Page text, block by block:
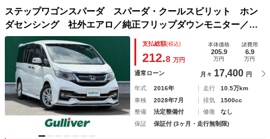
ステップワゴンスパーダ スパーダ・クールスピリット ホン
ダセンシング 社外エアロ／純正フリップダウンモニター／純
正ナビ／バックカメラ／ＥＴＣ／両側パワースライドドア／わ
くわくゲート／ハーフレザーシート／ロッソモデロマフラー／
ホンダセンシング／レーダークルーズコントロール
支払総額(税込)
212.8 万円
本体価格
205.9
万円
諸費用
6.9
万円
通常ローン 月々 17,400 円
年式 2016年 走行
10.5万km
車検
2028年7月 排気
1500cc
整備
法定整備付 修復
なし
保証
保証付 (3ヶ月・走行無制限)